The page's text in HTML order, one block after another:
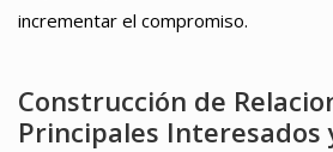
incrementar el compromiso.
Construcción de
Principales Interesados